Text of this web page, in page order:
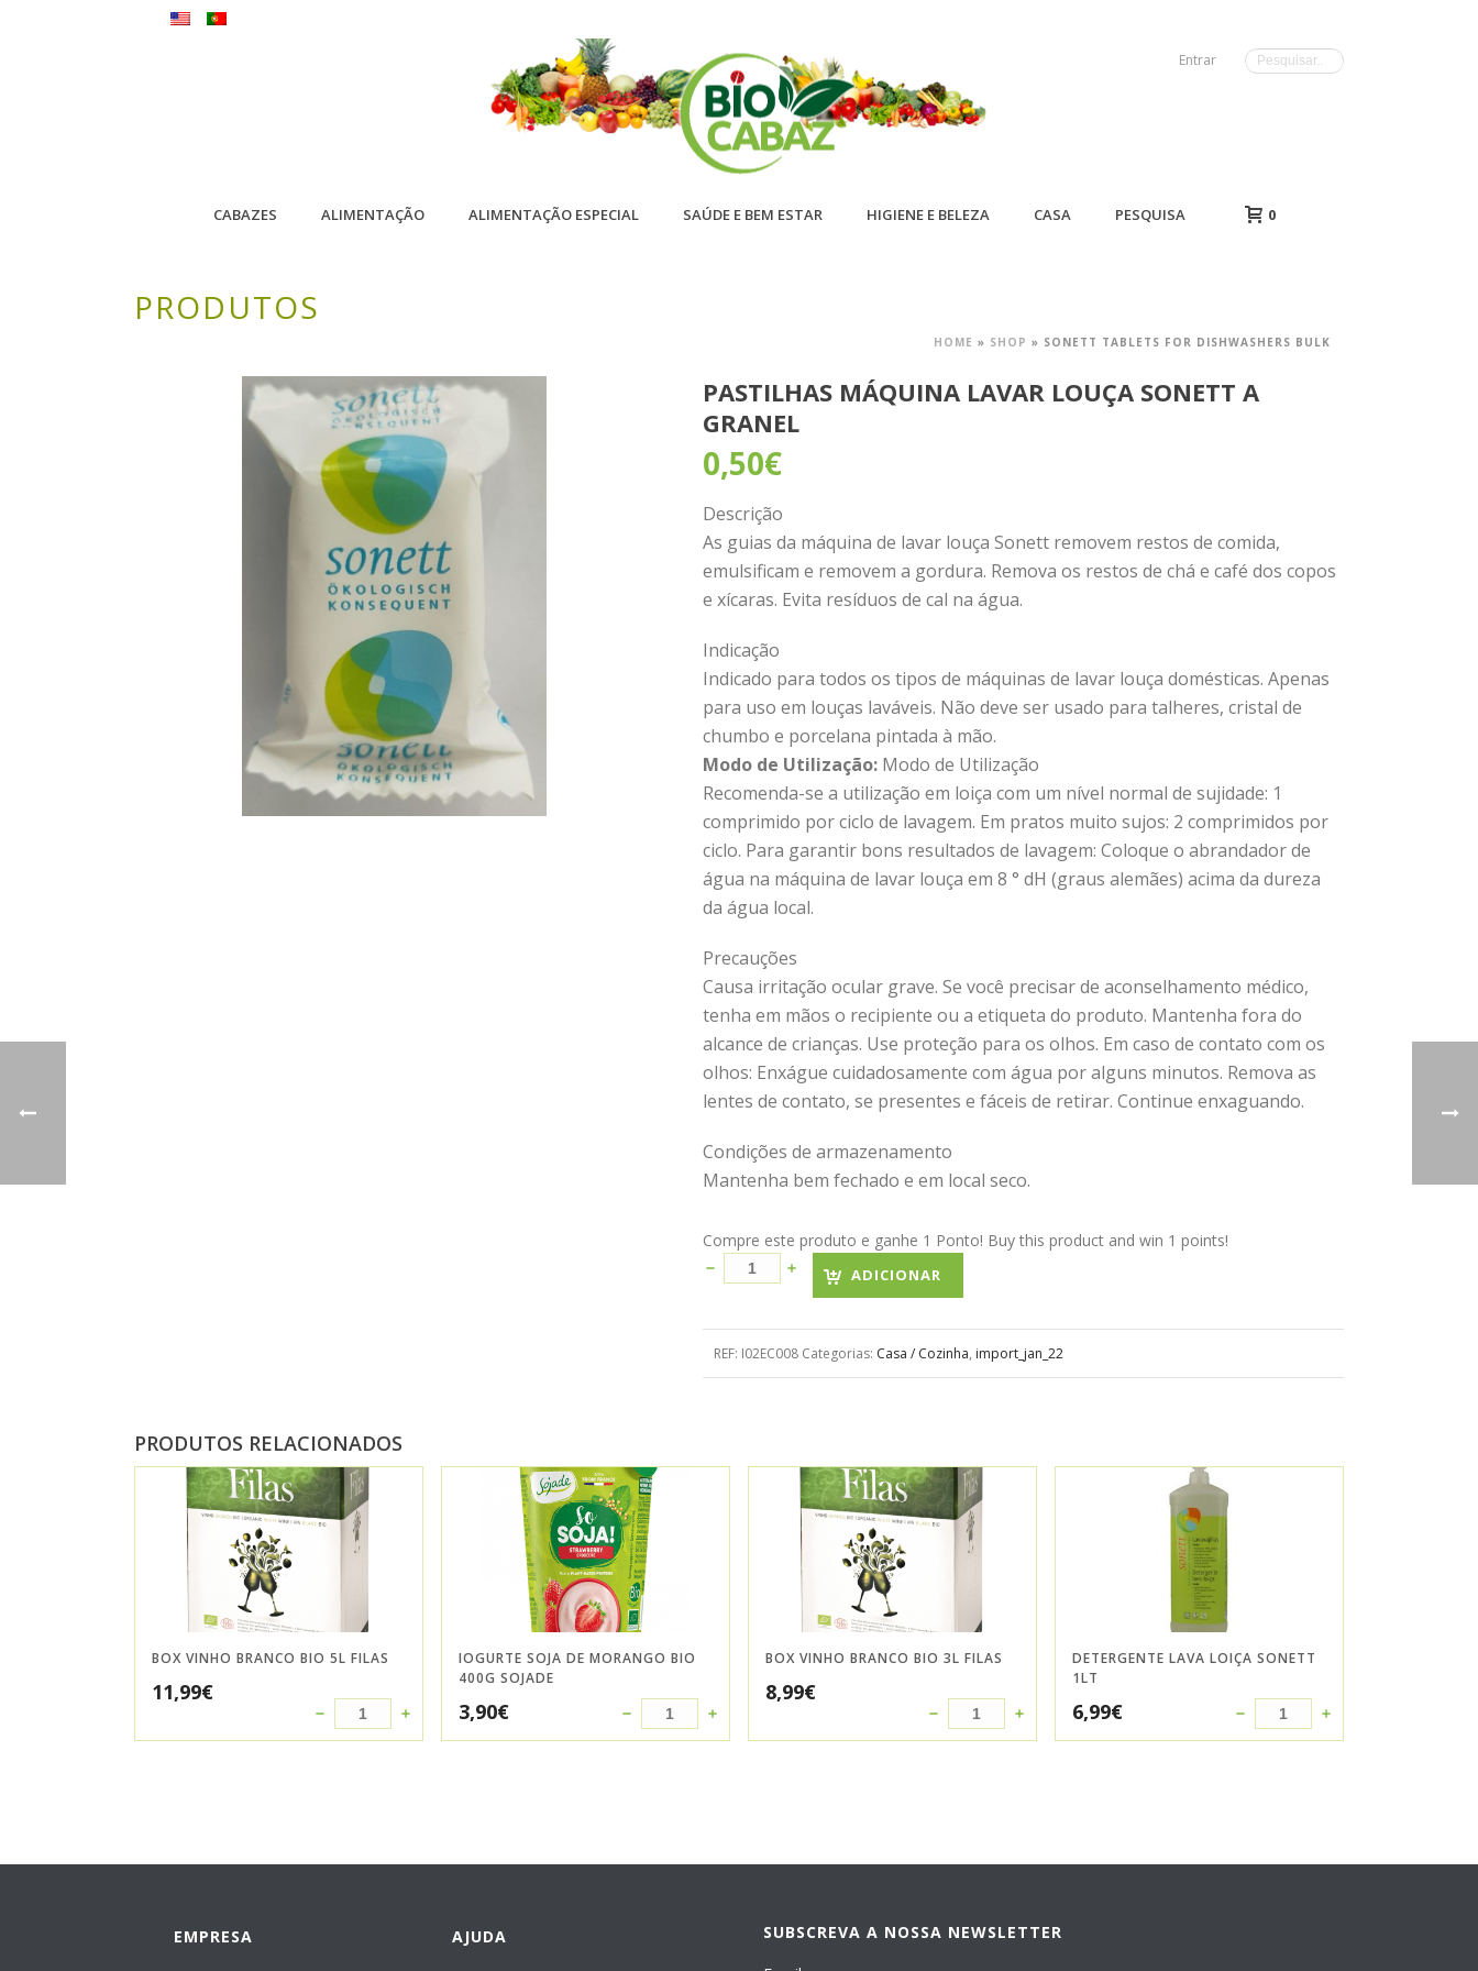
Entrar
CABAZES ALIMENTAÇÃO ALIMENTAÇÃO ESPECIAL SAÚDE E BEM ESTAR HIGIENE E BELEZA CASA PESQUISA 0
PRODUTOS
HOME » SHOP » SONETT TABLETS FOR DISHWASHERS BULK
PASTILHAS MÁQUINA LAVAR LOUÇA SONETT A
GRANEL
0,50€
Descrição
As guias da máquina de lavar louça Sonett removem restos de comida,
emulsificam e removem a gordura. Remova os restos de chá e café dos copos
e xícaras. Evita resíduos de cal na água.
Indicação
Indicado para todos os tipos de máquinas de lavar louça domésticas. Apenas
para uso em louças laváveis. Não deve ser usado para talheres, cristal de
chumbo e porcelana pintada à mão.
Modo de Utilização: Modo de Utilização
Recomenda-se a utilização em loiça com um nível normal de sujidade: 1
comprimido por ciclo de lavagem. Em pratos muito sujos: 2 comprimidos por
ciclo. Para garantir bons resultados de lavagem: Coloque o abrandador de
água na máquina de lavar louça em 8 ° dH (graus alemães) acima da dureza
da água local.
Precauções
Causa irritação ocular grave. Se você precisar de aconselhamento médico,
tenha em mãos o recipiente ou a etiqueta do produto. Mantenha fora do
alcance de crianças. Use proteção para os olhos. Em caso de contato com os
olhos: Enxágue cuidadosamente com água por alguns minutos. Remova as
lentes de contato, se presentes e fáceis de retirar. Continue enxaguando.
Condições de armazenamento
Mantenha bem fechado e em local seco.
Compre este produto e ganhe 1 Ponto! Buy this product and win 1 points!
ADICIONAR
REF: I02EC008 Categorias: Casa / Cozinha, import_jan_22
PRODUTOS RELACIONADOS
BOX VINHO BRANCO BIO 5L FILAS
11,99€
IOGURTE SOJA DE MORANGO BIO
400G SOJADE
3,90€
BOX VINHO BRANCO BIO 3L FILAS
8,99€
DETERGENTE LAVA LOIÇA SONETT
1LT
6,99€
EMPRESA AJUDA
SUBSCREVA A NOSSA NEWSLETTER